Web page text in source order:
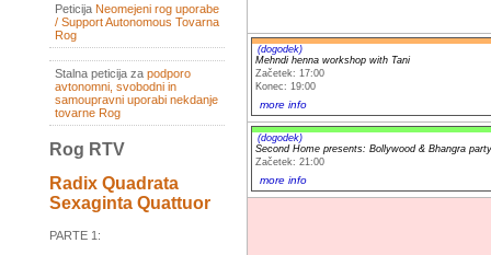
Peticija Neomejeni rog uporabe
/ Support Autonomous Tovarna
Rog
Stalna peticija za podporo
avtonomni, svobodni in
samoupravni uporabi nekdanje
tovarne Rog
Rog RTV
Radix Quadrata
Sexaginta Quattuor
PARTE 1:
(dogodek)
Mehndi henna workshop with Tani
Začetek: 17:00
Konec: 19:00
more info
(dogodek)
Second Home presents: Bollywood & Bhangra party
Začetek: 21:00
more info